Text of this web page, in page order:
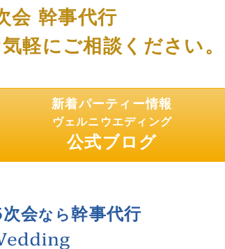
会 幹事代行
軽にご相談ください。
新着パーティー情報
ヴェルニウエディング
公式ブログ
会なら幹事代行